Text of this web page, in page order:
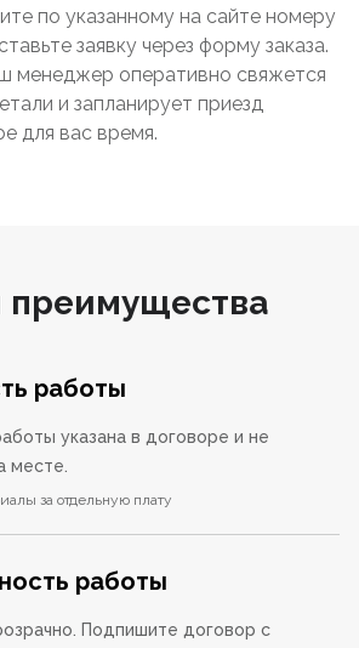
по указанному на сайте номеру
заявку через форму заказа.
менеджер оперативно свяжется
и запланирует приезд
для вас время.
работы
указана в договоре и не
месте.
за отдельную плату
работы
Подпишите договор с